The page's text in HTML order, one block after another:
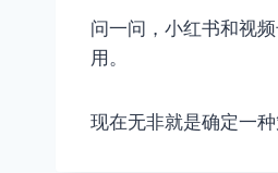
问一问，小红书和视
用。
现在无非就是确定一